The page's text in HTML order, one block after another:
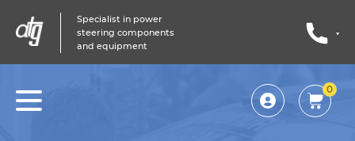
Specialist in power
steering components
and equipment
Личный
кабинет
0